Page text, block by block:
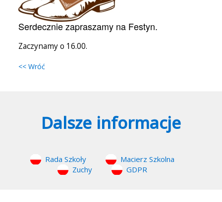
Serdecznie zapraszamy na Festyn.
Zaczynamy o 16.00.
<< Wróć
Dalsze informacje
Rada Szkoły
Macierz Szkolna
Zuchy
GDPR